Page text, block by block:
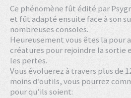
Ce phénomène fût édité par
et fût adapté ensuite face à son
nombreuses consoles.
Heureusement vous êtes la pour
créatures pour rejoindre la sortie
les pertes.
Vous évoluerez à travers plus de
moins d’outils, vous pourrez
pour qu’ils soient: